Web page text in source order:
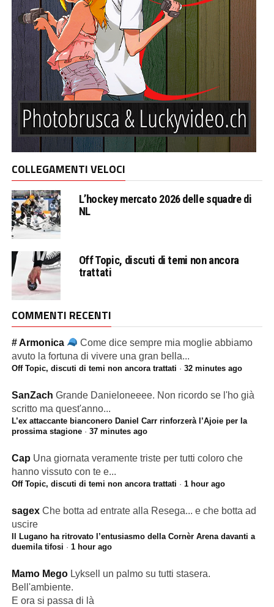
COLLEGAMENTI VELOCI
L’hockey mercato 2026 delle squadre di
NL
Off Topic, discuti di temi non ancora
trattati
COMMENTI RECENTI
# Armonica
Come dice sempre mia moglie abbiamo
avuto la fortuna di vivere una gran bella...
Off Topic, discuti di temi non ancora trattati · 32 minutes ago
SanZach Grande Danieloneeee. Non ricordo se l'ho già
scritto ma quest'anno...
L’ex attaccante bianconero Daniel Carr rinforzerà l’Ajoie per la
prossima stagione· 37 minutes ago
Cap Una giornata veramente triste per tutti coloro che
hanno vissuto con te e...
Off Topic, discuti di temi non ancora trattati · 1 hour ago
sagex Che botta ad entrate alla Resega... e che botta ad
uscire
Il Lugano ha ritrovato l’entusiasmo della Cornèr Arena davanti a
duemila tifosi · 1 hour ago
Mamo Mego Lyksell un palmo su tutti stasera.
Bell'ambiente.
E ora si passa di là